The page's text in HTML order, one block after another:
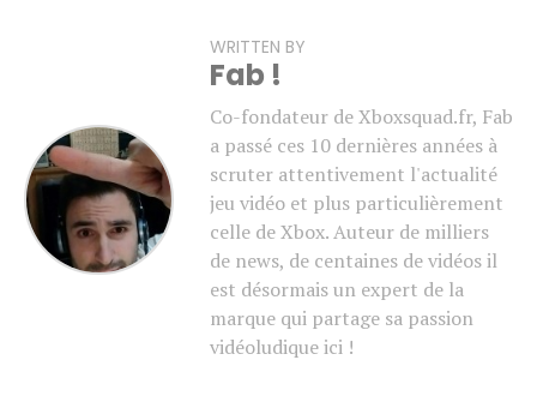
WRITTEN BY
Fab !
Co-fondateur de Xboxsquad.fr, Fab
a passé ces 10 dernières années à
scruter attentivement l'actualité
jeu vidéo et plus particulièrement
celle de Xbox. Auteur de milliers
de news, de centaines de vidéos il
est désormais un expert de la
marque qui partage sa passion
vidéoludique ici !